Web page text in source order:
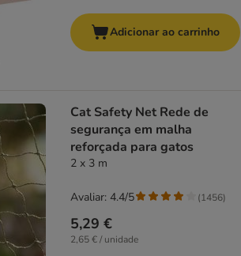
Adicionar ao carrinho
Cat Safety Net Rede de
segurança em malha
reforçada para gatos
2 x 3 m
5,29 €
2,65 € / unidade
Avaliar: 4.4/5 (1456)